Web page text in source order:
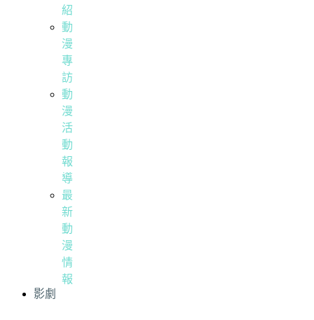
紹
動
漫
專
訪
動
漫
活
動
報
導
最
新
動
漫
情
報
影劇